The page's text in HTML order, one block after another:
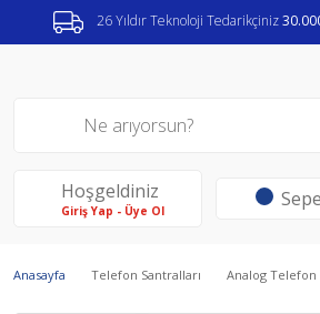
26 Yıldır Teknoloji Tedarikçiniz
Hoşgeldiniz
Giriş Yap - Üye Ol
Anasayfa Telefon Santralları Analog Telefon